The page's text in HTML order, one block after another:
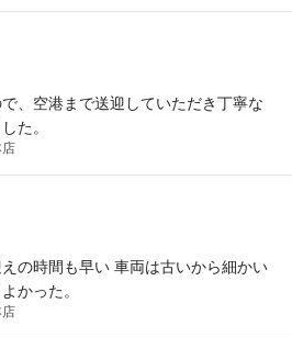
に入らざるを得なかった。
、空港まで送迎していただき丁寧な
た。
の時間も早い 車両は古いから細かい
かった。